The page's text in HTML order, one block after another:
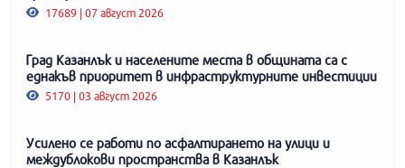
17689 | 07 август 2026
Град Казанлък и населените места в общината са с
еднакъв приоритет в инфраструктурните инвестиции
5170 | 03 август 2026
Усилено се работи по асфалтирането на улици и
междублокови пространства в Казанлък